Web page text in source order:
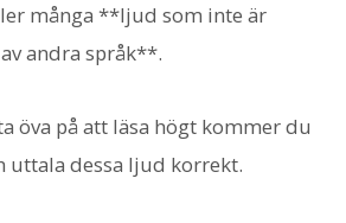
många **ljud som inte är
andra språk**.
öva på att läsa högt kommer du
uttala dessa ljud korrekt.